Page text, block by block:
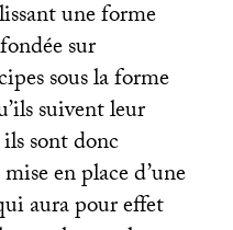
une forme
sur
sous la forme
suivent leur
sont donc
en place d’une
aura pour effet